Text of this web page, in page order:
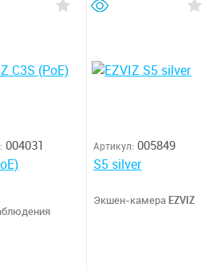
004031 Артикул: 005849
S5 silver
Экшен-камера EZVIZ